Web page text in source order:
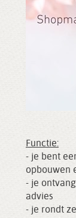
Functie:
- je bent
opbouwen
- je
advies
- je rondt